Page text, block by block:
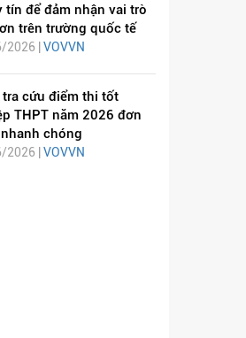
tín để đảm nhận vai trò
trên trường quốc tế
| VOVVN
tra cứu điểm thi tốt
THPT năm 2026 đơn
chóng
| VOVVN